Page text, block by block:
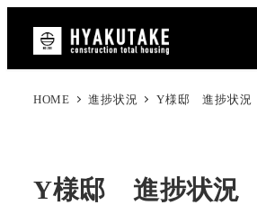
HOME 進捗状況 Y様邸 進捗状況
Y様邸 進捗状況